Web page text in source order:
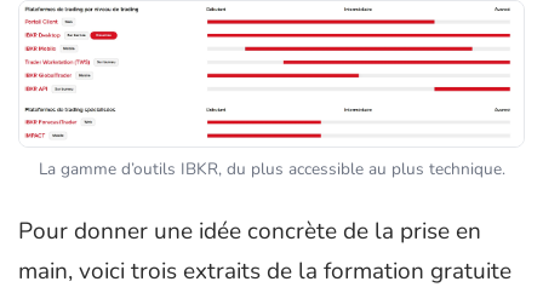
La gamme d’outils IBKR, du plus accessible au plus technique.
Pour donner une idée concrète de la prise en
main, voici trois extraits de la formation gratuite